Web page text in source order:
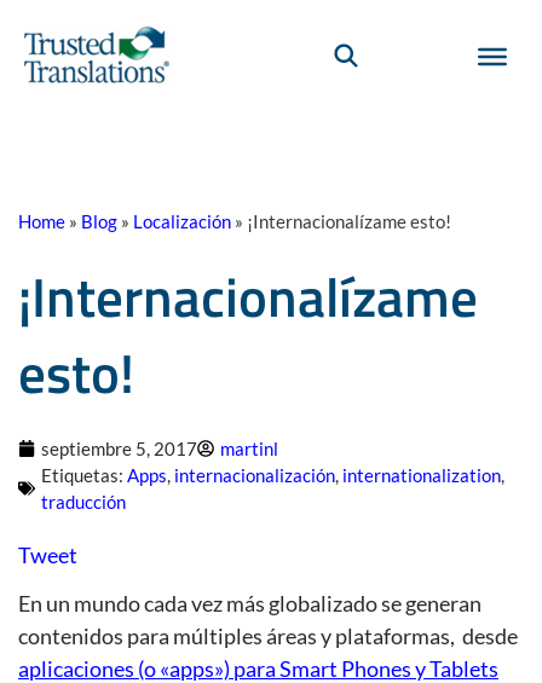
Home » Blog » Localización » ¡Internacionalízame esto!
¡Internacionalízame
esto!
septiembre 5, 2017
martinl
Etiquetas: Apps, internacionalización, internationalization,
traducción
Tweet
En un mundo cada vez más globalizado se generan
contenidos para múltiples áreas y plataformas, desde
aplicaciones (o «apps») para Smart Phones y Tablets